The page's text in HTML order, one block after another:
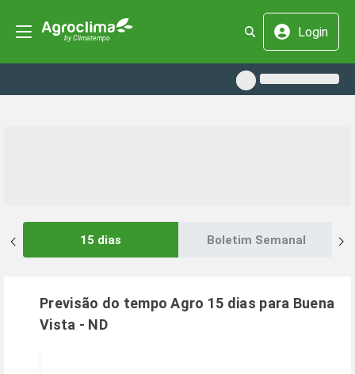
Login
15 dias Boletim Semanal
Previsão do tempo Agro 15 dias para Buena
Vista - ND